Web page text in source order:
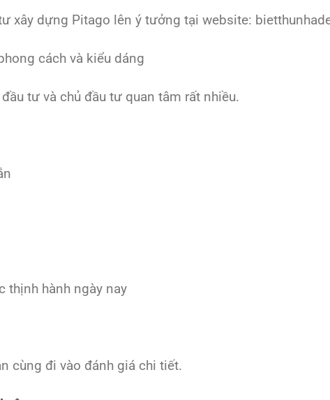
xây dựng Pitago lên ý tưởng tại website:
cách và kiểu dáng
tư và chủ đầu tư quan tâm rất nhiều.
thịnh hành ngày nay
cùng đi vào đánh giá chi tiết.